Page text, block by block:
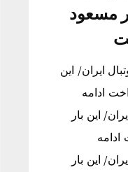
مسعود
ایران/ این
ادامه
این بار
این بار